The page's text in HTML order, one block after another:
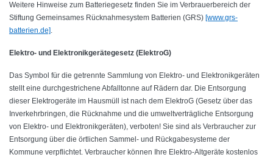
Weitere Hinweise zum Batteriegesetz finden Sie im Verbrauerbereich der
Stiftung Gemeinsames Rücknahmesystem Batterien (GRS) [www.grs-
batterien.de].
Elektro- und Elektronikgerätegesetz (ElektroG)
Das Symbol für die getrennte Sammlung von Elektro- und Elektronikgeräten
stellt eine durchgestrichene Abfalltonne auf Rädern dar. Die Entsorgung
dieser Elektrogeräte im Hausmüll ist nach dem ElektroG (Gesetz über das
Inverkehrbringen, die Rücknahme und die umweltverträgliche Entsorgung
von Elektro- und Elektronikgeräten), verboten! Sie sind als Verbraucher zur
Entsorgung über die örtlichen Sammel- und Rückgabesysteme der
Kommune verpflichtet. Verbraucher können Ihre Elektro-Altgeräte kostenlos